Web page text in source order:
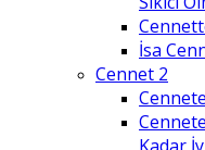
İsa
Cennet 2